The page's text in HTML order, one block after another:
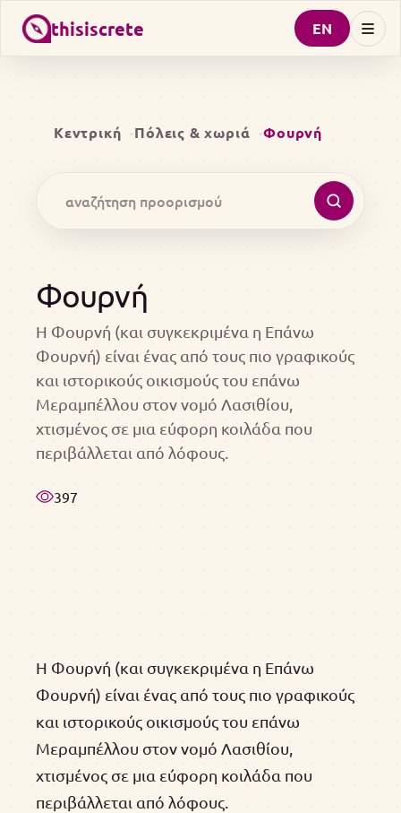
thisiscrete EN
Κεντρική Πόλεις & χωριά Φουρνή
Φουρνή
Η Φουρνή (και συγκεκριμένα η Επάνω
Φουρνή) είναι ένας από τους πιο γραφικούς
και ιστορικούς οικισμούς του επάνω
Μεραμπέλλου στον νομό Λασιθίου,
χτισμένος σε μια εύφορη κοιλάδα που
περιβάλλεται από λόφους.
397
Η Φουρνή (και συγκεκριμένα η Επάνω
Φουρνή) είναι ένας από τους πιο γραφικούς
και ιστορικούς οικισμούς του επάνω
Μεραμπέλλου στον νομό Λασιθίου,
χτισμένος σε μια εύφορη κοιλάδα που
περιβάλλεται από λόφους.